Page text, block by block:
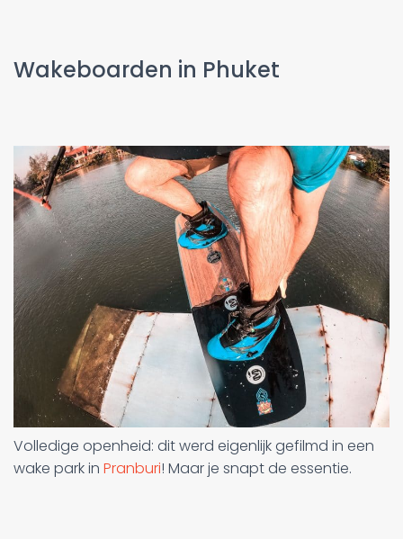
Wakeboarden in Phuket
Volledige openheid: dit werd eigenlijk gefilmd in een
wake park in Pranburi! Maar je snapt de essentie.